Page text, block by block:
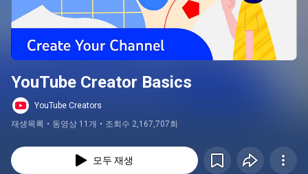
YouTube Creator Basics
YouTube Creators
재생목록 • 동영상 11개 • 조회수 2,167,707회
모두 재생